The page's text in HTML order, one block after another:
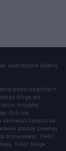
zastrzeżone (kliknij,
poszczególnych
bloga ani
mogłyby
(lub nie
zamieszczonych na
porady prawnej
biznesowej. Treść
Treść bloga